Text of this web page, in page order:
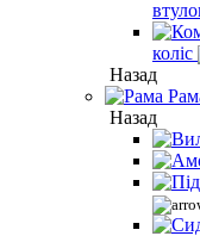
коліс
Назад
Назад